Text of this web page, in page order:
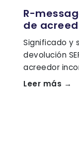
R-
de
Significado y
devolución
acreedor
Leer más →